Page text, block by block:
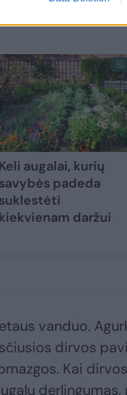
Keli augalai, kurių
savybės padeda
suklestėti
kiekvienam daržui
vanduo.
dirvos
Kai